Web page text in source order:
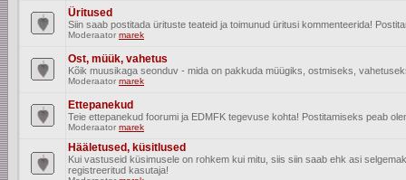
Üritused
Siin saab postitada ürituste teateid ja toimunud üritusi kommenteerida!
Moderaator marek
Ost, müük, vahetus
Kõik muusikaga seonduv - mida on pakkuda müügiks, ostmiseks,
Moderaator marek
Ettepanekud
Teie ettepanekud foorumi ja EDMFK tegevuse kohta! Postitamiseks peab
Moderaator marek
Hääletused, küsitlused
Kui vastuseid küsimusele on rohkem kui mitu, siis siin saab ehk asi
registreeritud kasutaja!